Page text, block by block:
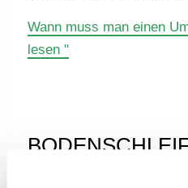
Wann muss man einen
lesen "